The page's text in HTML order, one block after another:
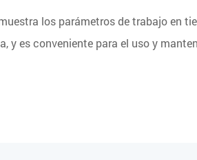
los parámetros de trabajo en
y es conveniente para el uso y